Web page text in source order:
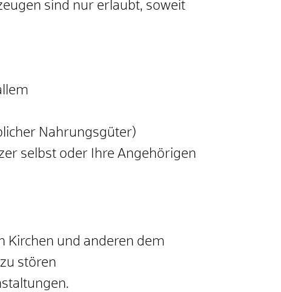
sind nur erlaubt, soweit
Nahrungsgüter)
selbst oder Ihre Angehörigen
Kirchen und anderen dem
stören